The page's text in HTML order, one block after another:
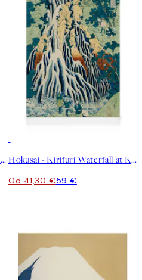
Hokusai - The Great Wave Obraz na plátne Hokusai - Kirifuri Waterfall at Kurokami Mountain Obraz na plátne
Od 41,30 €59 €